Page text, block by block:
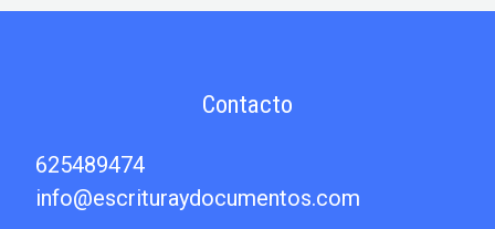
INDIAS»
Contacto
625489474
info@escrituraydocumentos.com